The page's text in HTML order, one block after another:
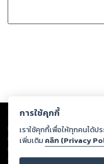
Copyright © 2026
ต่อผลงานหรือเนื้อหาใดที่อัปโหลดผ่า
ทรัพย์สินทางปัญญาของบุคคลอื่นห
ทุกท่านโปรดใช้วิจารณญาณในการ
หนึ่งส่วนใดขัดต่อกฎหมายและศีลธร
ดำเนินการในทันที ทั้งนี้ ทางสตอ
การใช้คุกกี้
เราใช้คุกกี้เพื่อให้ทุกคนได้
เพิ่มเติม คลิก (Privacy